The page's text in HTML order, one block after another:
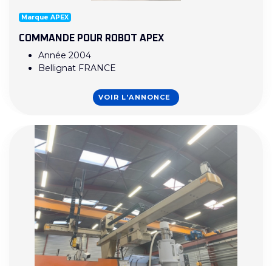
Marque APEX
COMMANDE POUR ROBOT APEX
Année 2004
Bellignat FRANCE
VOIR L'ANNONCE